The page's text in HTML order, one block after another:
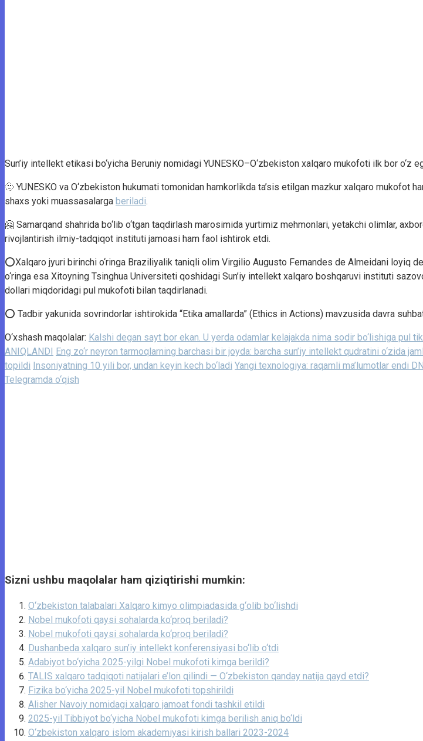
Sun’iy intellekt etikasi bo‘yicha Beruniy nomidagi YUNESKO–O‘zbekiston xalqaro mukofoti ilk bor o‘z
🫥 YUNESKO va O‘zbekiston hukumati tomonidan hamkorlikda ta’sis etilgan mazkur xalqaro mukofot
shaxs yoki muassasalarga beriladi.
🤗 Samarqand shahrida bo‘lib o‘tgan taqdirlash marosimida yurtimiz mehmonlari, yetakchi olimlar,
rivojlantirish ilmiy-tadqiqot instituti jamoasi ham faol ishtirok etdi.
⭕️Xalqaro jyuri birinchi o‘ringa Braziliyalik taniqli olim Virgilio Augusto Fernandes de Almeidani loyiq
o‘ringa esa Xitoyning Tsinghua Universiteti qoshidagi Sun’iy intellekt xalqaro boshqaruvi instituti
dollari miqdoridagi pul mukofoti bilan taqdirlanadi.
⭕️ Tadbir yakunida sovrindorlar ishtirokida “Etika amallarda” (Ethics in Actions) mavzusida davra
O‘xshash maqolalar: Kalshi degan sayt bor ekan. U yerda odamlar kelajakda nima sodir bo‘lishiga pul
ANIQLANDI Eng zo‘r neyron tarmoqlarning barchasi bir joyda: barcha sun’iy intellekt qudratini o‘zida
topildi Insoniyatning 10 yili bor, undan keyin kech bo‘ladi Yangi texnologiya: raqamli ma’lumotlar endi
Telegramda o‘qish
Sizni ushbu maqolalar ham qiziqtirishi mumkin:
O‘zbekiston talabalari Xalqaro kimyo olimpiadasida g‘olib bo‘lishdi
Nobel mukofoti qaysi sohalarda ko‘proq beriladi?
Nobel mukofoti qaysi sohalarda ko‘proq beriladi?
Dushanbeda xalqaro sun’iy intellekt konferensiyasi bo‘lib o‘tdi
Adabiyot bo‘yicha 2025-yilgi Nobel mukofoti kimga berildi?
TALIS xalqaro tadqiqoti natijalari e’lon qilindi — O‘zbekiston qanday natija qayd etdi?
Fizika bo‘yicha 2025-yil Nobel mukofoti topshirildi
Alisher Navoiy nomidagi xalqaro jamoat fondi tashkil etildi
2025-yil Tibbiyot bo‘yicha Nobel mukofoti kimga berilish aniq bo‘ldi
O‘zbekiston xalqaro islom akademiyasi kirish ballari 2023-2024